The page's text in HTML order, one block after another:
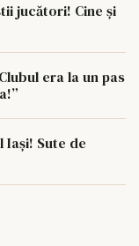
jucători! Cine și
era la un pas
Sute de